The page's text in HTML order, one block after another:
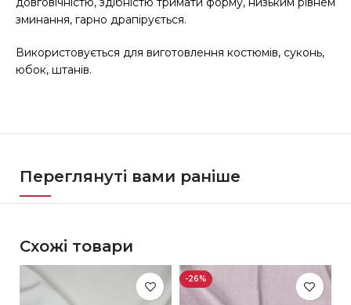
зминання, гарно драпірується.
Використовується для виготовлення костюмів, суконь,
юбок, штанів.
Переглянуті вами раніше
Схожі товари
-26%